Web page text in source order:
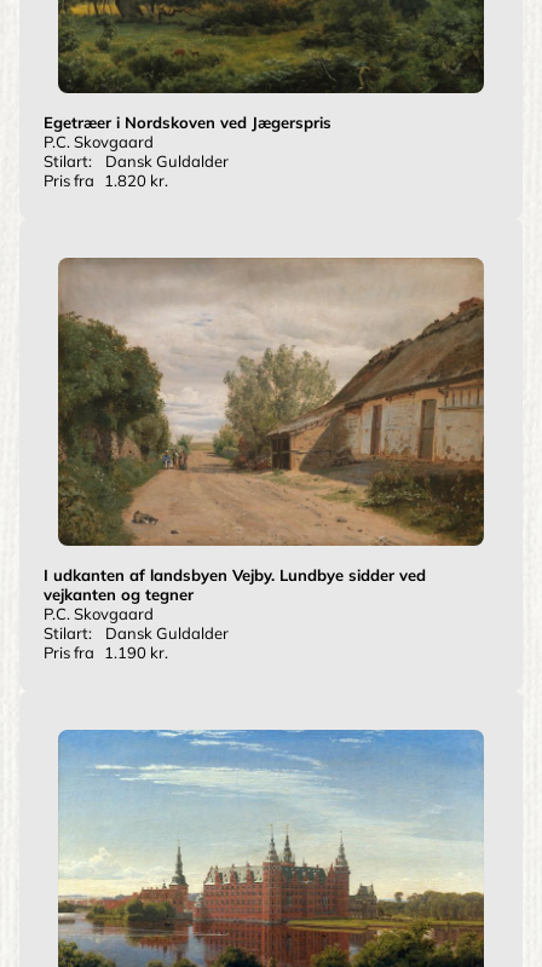
Egetræer i Nordskoven ved Jægerspris
P.C. Skovgaard
Stilart:
Dansk Guldalder
Pris fra
1.820 kr.
I udkanten af landsbyen Vejby. Lundbye sidder ved
vejkanten og tegner
P.C. Skovgaard
Stilart:
Dansk Guldalder
Pris fra
1.190 kr.